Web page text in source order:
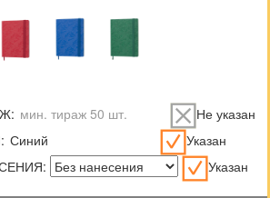
Не указан
Указан
Указан